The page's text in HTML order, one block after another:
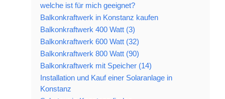
welche ist für mich geeignet?
Balkonkraftwerk in Konstanz kaufen
Balkonkraftwerk 400 Watt (3)
Balkonkraftwerk 600 Watt (32)
Balkonkraftwerk 800 Watt (90)
Balkonkraftwerk mit Speicher (14)
Installation und Kauf einer Solaranlage in
Konstanz